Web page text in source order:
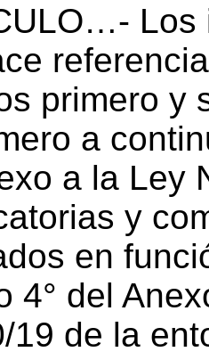
primero y
a
a la Ley
y
en
4° del
19 de la